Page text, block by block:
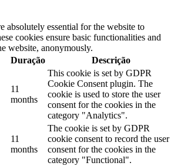
absolutely essential for the website to
cookies ensure basic functionalities and
website, anonymously.
Duração Descrição
11
months
This cookie is set by GDPR
Cookie Consent plugin. The
cookie is used to store the user
consent for the cookies in the
category "Analytics".
11
months
The cookie is set by GDPR
cookie consent to record the user
consent for the cookies in the
category "Functional".